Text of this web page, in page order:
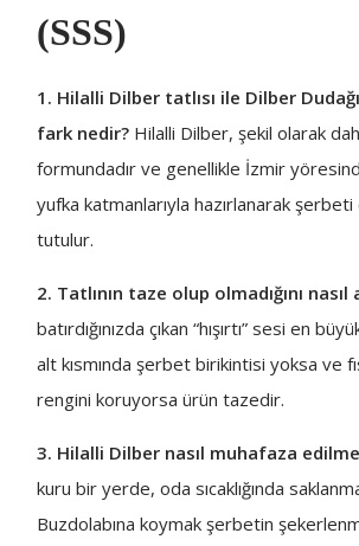
(SSS)
1. Hilalli Dilber tatlısı ile Dilber
fark nedir? Hilalli Dilber, şekil olarak
formundadır ve genellikle İzmir
yufka katmanlarıyla hazırlanarak
tutulur.
2. Tatlının taze olup olmadığını nasıl
batırdığınızda çıkan “hışırtı” sesi en
alt kısmında şerbet birikintisi yoksa ve
rengini koruyorsa ürün tazedir.
3. Hilalli Dilber nasıl muhafaza
kuru bir yerde, oda sıcaklığında
Buzdolabına koymak şerbetin